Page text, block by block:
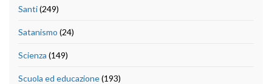
Santi(249)
Satanismo (24)
Scienza (149)
Scuola ed educazione(193)